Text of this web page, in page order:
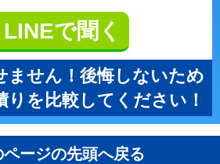
LINEで聞く
ません！後悔しないため
りを比較してください！
ページの先頭へ戻る